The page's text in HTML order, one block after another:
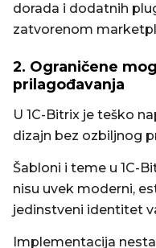
dorada i dodatnih
zatvorenom
2. Ograničene
prilagođavanja
U 1C-Bitrix je teško
dizajn bez ozbiljnog
Šabloni i teme u 1C-
nisu uvek moderni,
jedinstveni identitet
Implementacija